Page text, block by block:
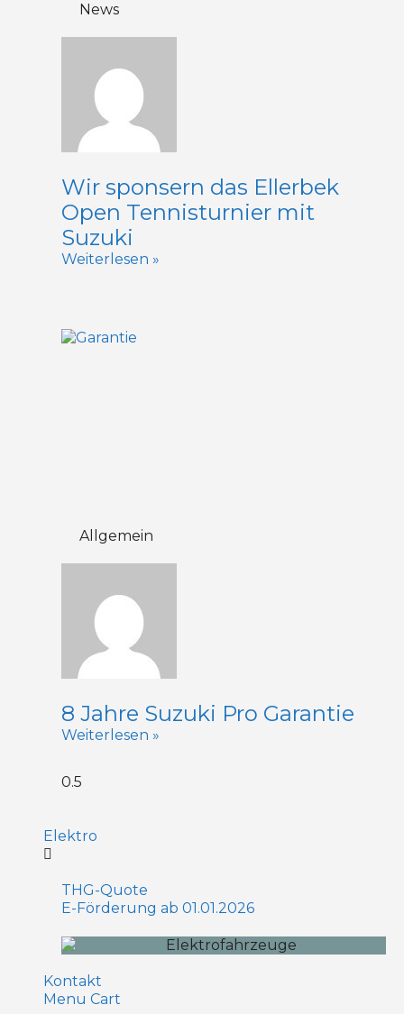
News
Wir sponsern das Ellerbek
Open Tennisturnier mit
Suzuki
Weiterlesen »
Allgemein
8 Jahre Suzuki Pro Garantie
Weiterlesen »
Elektro
THG-Quote
E-Förderung ab 01.01.2026
Kontakt
Menu Cart